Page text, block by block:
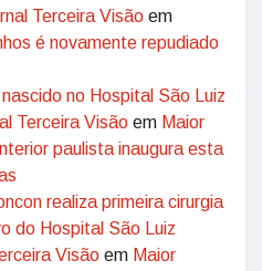
Terceira Visão em
é novamente repudiado
no Hospital São Luiz
Terceira Visão em Maior
paulista inaugura esta
realiza primeira cirurgia
do Hospital São Luiz
Visão em Maior